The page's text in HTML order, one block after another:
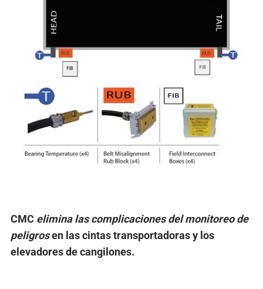
CMC elimina las complicaciones del monitoreo de
peligrosen las cintas transportadoras y los
elevadores de cangilones.